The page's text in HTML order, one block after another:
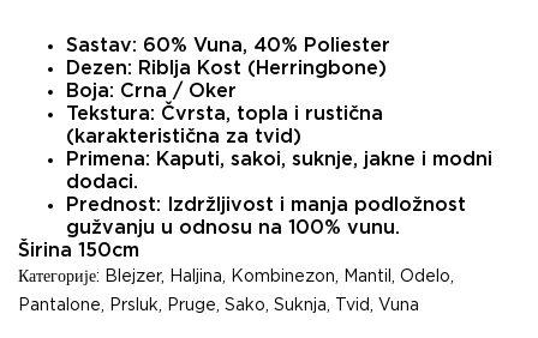
Sastav: 60% Vuna, 40% Poliester
Dezen: Riblja Kost (Herringbone)
Boja: Crna / Oker
Tekstura: Čvrsta, topla i rustična
(karakteristična za tvid)
Primena: Kaputi, sakoi, suknje, jakne i modni
dodaci.
Prednost: Izdržljivost i manja podložnost
gužvanju u odnosu na 100% vunu.
Širina 150cm
Категорије: Blejzer, Haljina, Kombinezon, Mantil , Odelo,
Pantalone, Prsluk, Pruge, Sako, Suknja, Tvid, Vuna